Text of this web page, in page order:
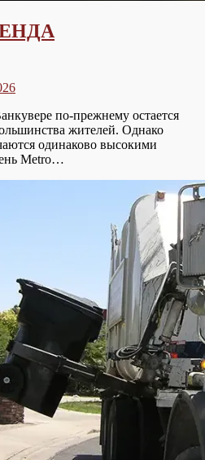
по-прежнему остается
жителей. Однако
одинаково высокими
Metro…